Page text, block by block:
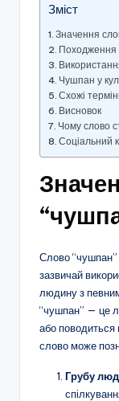
Зміст
Значення
Походження
Чушпан у
Схожі
Висновок
Чому слово
Соціальний
Слово “чушпан”
зазвичай
людину з
“чушпан” — це
або поводиться
слово може
Грубу